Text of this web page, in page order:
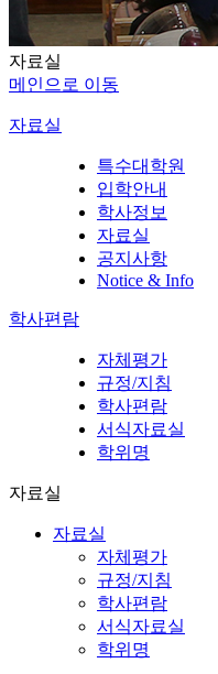
자료실
메인으로 이동
자료실
특수대학원
입학안내
학사정보
자료실
공지사항
Notice & Info
학사편람
자체평가
규정/지침
학사편람
서식자료실
학위명
자료실
자료실
자체평가
규정/지침
학사편람
서식자료실
학위명